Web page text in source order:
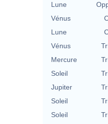
Lune
Vénus
Lune
Vénus
Mercure
Soleil
Jupiter
Soleil
Soleil